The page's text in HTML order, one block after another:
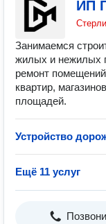
ИП
Зaнимaeмся
жилых и нежилых
ремoнт
квартир,
площадей.
Устройство
Ещё 11 услуг